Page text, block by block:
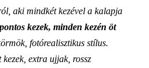
aki mindkét kezével a kalapja
kezek, minden kezén öt
fotórealisztikus stílus.
extra ujjak, rossz